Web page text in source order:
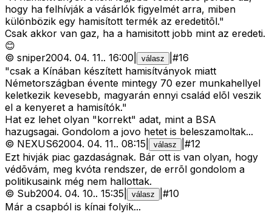
hogy ha felhívják a vásárlók figyelmét arra, miben
különbözik egy hamisított termék az eredetitõl."
Csak akkor van gaz, ha a hamisitott jobb mint az eredeti.
😊
© sniper2004. 04. 11.. 16:00 válasz #16
"csak a Kínában készített hamisítványok miatt
Németországban évente mintegy 70 ezer munkahellyel
keletkezik kevesebb, magyarán ennyi család elõl veszik
el a kenyeret a hamisítók."
Hat ez lehet olyan "korrekt" adat, mint a BSA
hazugsagai. Gondolom a jovo hetet is beleszamoltak...
© NEXUS62004. 04. 11.. 08:15 válasz #12
Ezt hivják piac gazdaságnak. Bár ott is van olyan, hogy
védõvám, meg kvóta rendszer, de errõl gondolom a
politikusaink még nem hallottak.
© Sub2004. 04. 10.. 15:35 válasz #10
Már a csapból is kínai folyik...